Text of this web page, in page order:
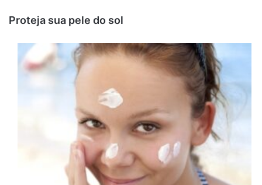
Proteja sua pele do sol